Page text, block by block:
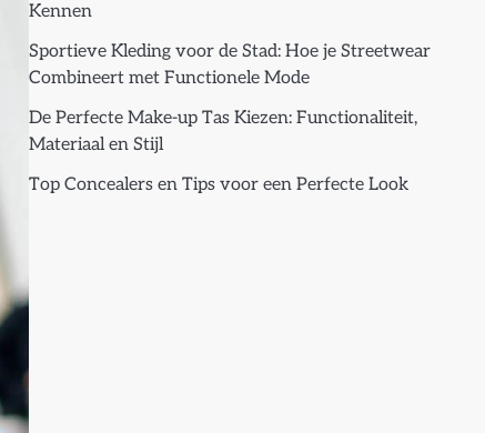
Kennen
Sportieve Kleding voor de Stad: Hoe je Streetwear
Combineert met Functionele Mode
De Perfecte Make-up Tas Kiezen: Functionaliteit,
Materiaal en Stijl
Top Concealers en Tips voor een Perfecte Look